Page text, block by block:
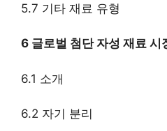
5.7 기타 재료 유형
6 글로벌 첨단 자성 재료 시
6.1 소개
6.2 자기 분리